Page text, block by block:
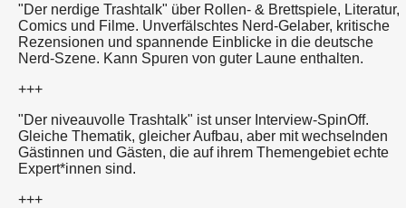
"Der nerdige Trashtalk" über Rollen- & Brettspiele, Literatur,
Comics und Filme. Unverfälschtes Nerd-Gelaber, kritische
Rezensionen und spannende Einblicke in die deutsche
Nerd-Szene. Kann Spuren von guter Laune enthalten.
+++
"Der niveauvolle Trashtalk" ist unser Interview-SpinOff.
Gleiche Thematik, gleicher Aufbau, aber mit wechselnden
Gästinnen und Gästen, die auf ihrem Themengebiet echte
Expert*innen sind.
+++